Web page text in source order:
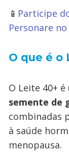
📱 Participe
Personare
O que é o
O Leite 40+
semente de
combinadas
à saúde
menopausa.